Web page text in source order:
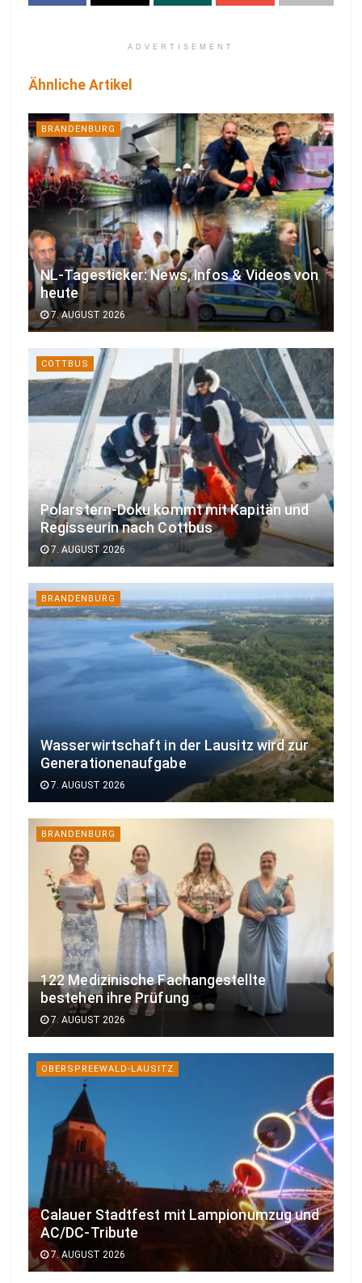
ADVERTISEMENT
Ähnliche Artikel
BRANDENBURG
NL-Tagesticker: News, Infos & Videos von
heute
7. AUGUST 2026
COTTBUS
Polarstern-Doku kommt mit Kapitän und
Regisseurin nach Cottbus
7. AUGUST 2026
BRANDENBURG
Wasserwirtschaft in der Lausitz wird zur
Generationenaufgabe
7. AUGUST 2026
BRANDENBURG
122 Medizinische Fachangestellte
bestehen ihre Prüfung
7. AUGUST 2026
OBERSPREEWALD-LAUSITZ
Calauer Stadtfest mit Lampionumzug und
AC/DC-Tribute
7. AUGUST 2026